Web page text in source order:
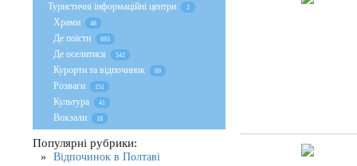
Туристичні інформаційні центри 2
Храми 48
Де поїсти 693
Де оселитися 542
Курорти та відпочинок 69
Розваги 151
Культура 41
Вокзали 18
Популярні рубрики:
Відпочинок в Полтаві